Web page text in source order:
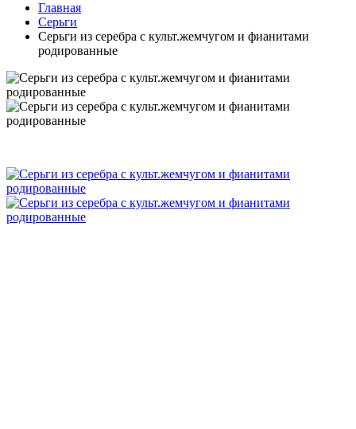
Главная
Серьги
Серьги из серебра с культ.жемчугом и фианитами
родированные